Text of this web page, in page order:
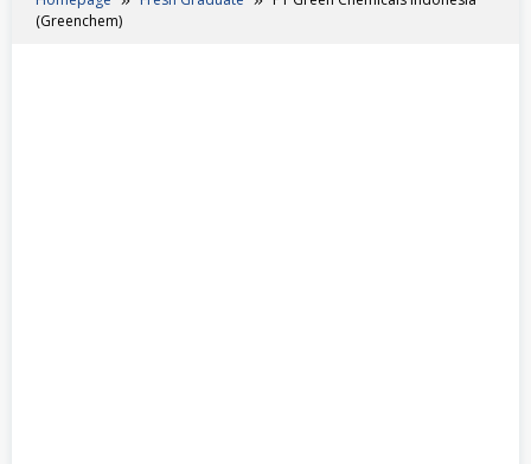
(Greenchem)